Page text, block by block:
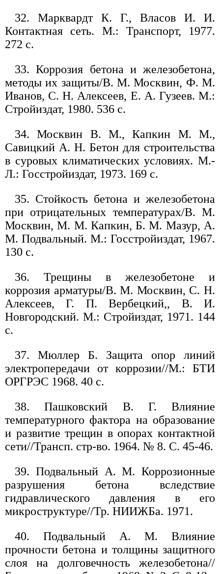
32. Марквардт К. Г., Власов И. И.
Контактная сеть. М.: Транспорт, 1977.
272 с.
33. Коррозия бетона и железобетона,
методы их защиты/В. М. Москвин, Ф. М.
Иванов, С. Н. Алексеев, Е. А. Гузеев. М.:
Стройиздат, 1980. 536 с.
34. Москвин В. М., Капкин М. М.,
Савицкий А. Н. Бетон для строительства
в суровых климатических условиях. М.-
Л.: Госстройиздат, 1973. 169 с.
35. Стойкость бетона и железобетона
при отрицательных температурах/В. М.
Москвин, М. М. Капкин, Б. М. Мазур, А.
М. Подвальный. М.: Госстройиздат, 1967.
130 с.
36. Трещины в железобетоне и
коррозия арматуры/В. М. Москвин, С. Н.
Алексеев, Г. П. Вербецкий,, В. И.
Новгородский. М.: Стройиздат, 1971. 144
с.
37. Мюллер Б. Защита опор линий
электропередачи от коррозии//М.: БТИ
ОРГРЭС 1968. 40 с.
38. Пашковский В. Г. Влияние
температурного фактора на образование
и развитие трещин в опорах контактной
сети//Трансп. стр-во. 1964. № 8. С. 45-46.
39. Подвальный А. М. Коррозионные
разрушения бетона вследствие
гидравлического давления в его
микроструктуре//Тр. НИИЖБа. 1971.
40. Подвальный А. М. Влияние
прочности бетона и толщины защитного
слоя на долговечность железобетона//